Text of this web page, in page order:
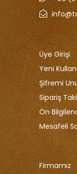
Üye Girişi
Yeni
Şifremi
Sipariş
Ön
Mesafeli
Firmamız